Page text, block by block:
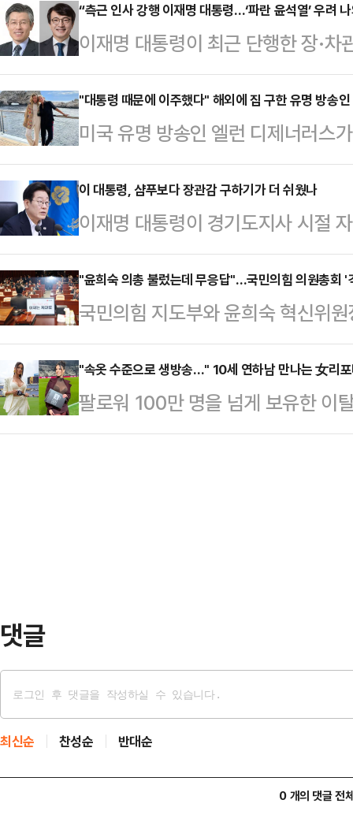
“측근 인사 강행 이재명 대통령…‘파란 윤석열’ 우려
이재명 대통령이 최근 단행한 장·
지고 있다.박상수 국민의힘 전 대변
TV의 정치 시사 프로그램 ‘나라가
보자뿐 아니라, 김의겸 새만금청장,
대통령에게 절대적인 충성심을 보
논란에도 불구하고 이 같은 인사들
형”이라고 지적했다.특히 박상수
유튜브 방송에서 ‘이재명은 하…
"대통령 때문에 이주했다" 해외에 집 구한 유명 방송인
미국 유명 방송인 엘런 디제너러스
이주했다고 밝혀 화제가 되고 있다
제너러스는 이날 영국 첼트넘의 한
터뷰에서 트럼프 대통령 때문에 이
에 "그렇다"고 답했다.디제너러스
에 몇 달 정도 시간을 보낼 별장을
다.그러나 그는 "선거 전날 이곳에
이 울고 있는 이모티…
이 대통령, 샴푸보다 장관감 구하기가 더 쉬웠나
이재명 대통령이 경기도지사 시절
드로 구매했다고 해서 한동안 국민
정직 7급 공무원이 (자기들 말로) ‘
노라고 폭로했었다. 이 지사가 애용
동까지 왕복 4시간이나 되는 길을
될 것이 없다. 일제든 국산이든, 아
일이 아니다. 경기도청 별정직 7급
하는 미용…
"윤희숙 의총 불렀는데 무응답"…국민의힘 의원총회 '
국민의힘 지도부와 윤희숙 혁신위
가 혁신위원회의 혁신안에 대한 총
혁신위원장의 부재로 안건은 논의
회의를 앞두고 의원총회를 열어 윤
논의하려 했으나, 윤희숙 위원장이
"속옷 수준으로 생방송…" 10세 연하남 만나는 女리
팔로워 100만 명을 넘게 보유한 이
나의 과한 노출 의상이 화제의 중
댓글
최신순 찬성순 반대순
0 개의 댓글 전